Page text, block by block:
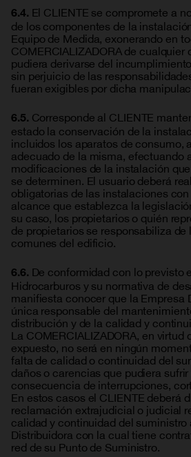
6.4. El CLIENTE se compromete a
de los componentes de la
Equipo de Medida, exonerando en
COMERCIALIZADORA de
pudiera derivarse del
sin perjuicio de las
fueran exigibles por dicha
6.5. Corresponde al CLIENTE
estado la conservación de la
incluidos los aparatos de consumo,
adecuado de la misma, efectuando
modificaciones de la instalación
se determinen. El usuario deberá
obligatorias de las instalaciones
alcance que establezca la
su caso, los propietarios o quién
de propietarios se responsabiliza
comunes del edificio.
6.6. De conformidad con lo previsto
Hidrocarburos y su normativa de
manifiesta conocer que la Empresa
única responsable del
distribución y de la calidad y
La COMERCIALIZADORA, en
expuesto, no será en ningún
falta de calidad o continuidad del
daños o carencias que pudiera
consecuencia de interrupciones,
En estos casos el CLIENTE deberá
reclamación extrajudicial o judicial
calidad y continuidad del suministro
Distribuidora con la cual tiene
red de su Punto de Suministro.